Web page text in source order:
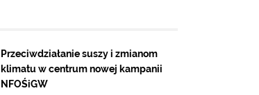
Przeciwdziałanie suszy i zmianom
klimatu w centrum nowej kampanii
NFOŚiGW